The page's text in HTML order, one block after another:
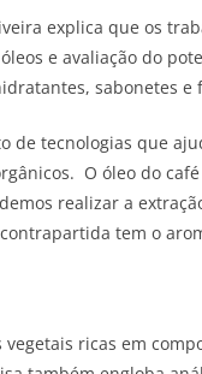
explica que os
e avaliação do
sabonetes
de tecnologias que
O óleo do
realizar a
tem o
ricas em